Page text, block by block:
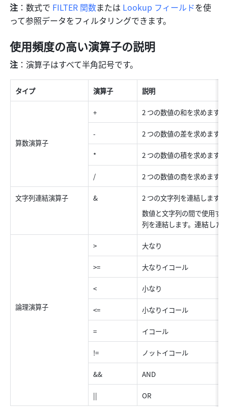
注 ：数式で FILTER 関数または Lookup フィールドを使
って参照データをフィルタリングできます。
使用頻度の高い演算子の説明
注 ：演算子はすべて半角記号です。
タイプ 演算子 説明
算数演算子
+ 2 つの数値の和を求めます。
- 2 つの数値の差を求めます。
* 2 つの数値の積を求めます。
/ 2 つの数値の商を求めます。
文字列連結演算子 &
2 つの文字列を連結します。
数値と文字列の間で使用す
列を連結します。連結した
論理演算子
> 大なり
>= 大なりイコール
< 小なり
<= 小なりイコール
= イコール
!= ノットイコール
&& AND
|| OR